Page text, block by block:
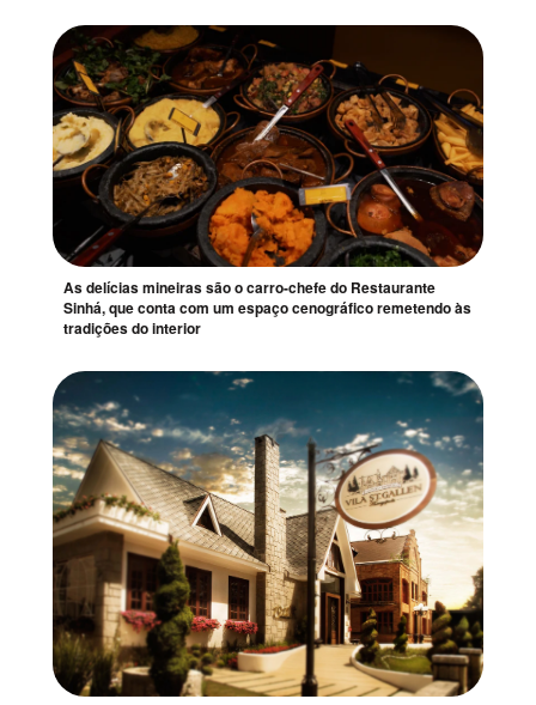
As delícias mineiras são o carro-chefe do Restaurante
Sinhá, que conta com um espaço cenográfico remetendo às
tradições do interior